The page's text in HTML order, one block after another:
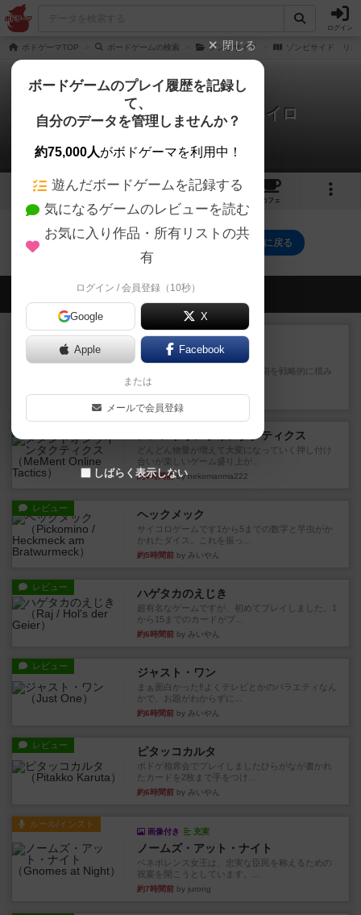
ログイン
ボドゲーマTOP ボードゲームの検索 ゾンビサイド ゾンビサイド リオ
ゾンビサイド リオZジャネイロ
0件のレビュー
1
カフェ
ゾンビサイド リオZジャネイロのトップに戻る
会員の新しい投稿
ルール/インスト
マーケットフレッシュ
目的あなたの店先に農産物の木箱を戦略的に積み
重ねて在庫を最大化し、競合...
約4時間前by jurong
メメントオンラインタクティクス
どんどん物量が増えて大変になっていく押し付け
合いが楽しいゲーム盛り上が...
約4時間前by nekomanma222
レビュー ヘックメック
サイコロゲームです1から5までの数字と芋虫がか
かれたダイス。これを振っ...
約5時間前 by みいやん
レビュー ハゲタカのえじき
超有名なゲームですが、初めてプレイしました。1
から15までのカードがプ...
約6時間前 by みいやん
レビュー ジャスト・ワン
まぁ面白かった‼️よくテレビとかのバラエティなん
かで、お題がわからずに...
約6時間前 by みいやん
レビュー ピタッコカルタ
ボドゲ相席会でプレイしましたひらがなが書かれ
たカードを2枚まで手をつけ...
約6時間前 by みいやん
ルール/インスト
画像付き 充実
ノームズ・アット・ナイト
ベネボレンス女王は、忠実な臣民を称えるための
祝宴を開こうとしています。...
約7時間前 by jurong
閉じる
ボードゲームのプレイ履歴を記録し
て、
自分のデータを管理しませんか？
約75,000人がボドゲーマを利用中！
遊んだボードゲームを記録する
気になるゲームのレビューを読む
お気に入り作品・所有リストの共
有
ログイン / 会員登録（10秒）
Google X
Apple Facebook
または
メールで会員登録
しばらく表示しない